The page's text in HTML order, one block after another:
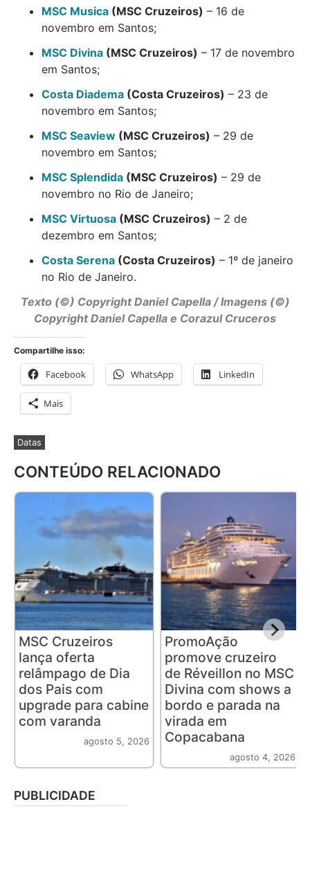
MSC Musica (MSC Cruzeiros) – 16 de
novembro em Santos;
MSC Divina (MSC Cruzeiros) – 17 de novembro
em Santos;
Costa Diadema (Costa Cruzeiros) – 23 de
novembro em Santos;
MSC Seaview (MSC Cruzeiros) – 29 de
novembro em Santos;
MSC Splendida (MSC Cruzeiros) – 29 de
novembro no Rio de Janeiro;
MSC Virtuosa (MSC Cruzeiros) – 2 de
dezembro em Santos;
Costa Serena (Costa Cruzeiros) – 1º de janeiro
no Rio de Janeiro.
Texto (©) CopyrightDaniel Capella/ Imagens (©)
Copyright Daniel Capella e Corazul Cruceros
Compartilhe isso:
Facebook WhatsApp LinkedIn
Mais
Datas
CONTEÚDO RELACIONADO
MSC Cruzeiros
lança oferta
relâmpago de Dia
dos Pais com
upgrade para cabine
com varanda
agosto 5, 2026
PromoAção
promove cruzeiro
de Réveillon no MSC
Divina com shows a
bordo e parada na
virada em
Copacabana
agosto 4, 2026
PUBLICIDADE